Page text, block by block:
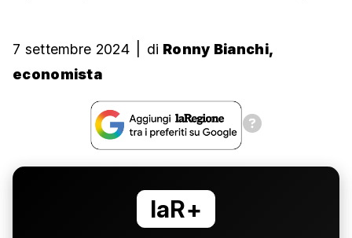
7 settembre 2024 di Ronny Bianchi,
economista
laR+